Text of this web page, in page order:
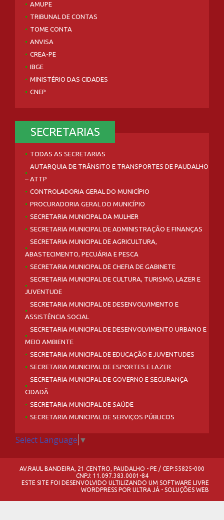
AMUPE
TRIBUNAL DE CONTAS
TOME CONTA
ANVISA
CREA-PE
IBGE
MINISTÉRIO DAS CIDADES
CNEP
SECRETARIAS
TODAS AS SECRETARIAS
AUTARQUIA DE TRÂNSITO E TRANSPORTES DE PAUDALHO
– ATTP
CONTROLADORIA GERAL DO MUNICÍPIO
PROCURADORIA GERAL DO MUNICÍPIO
SECRETARIA MUNICIPAL DA MULHER
SECRETARIA MUNICIPAL DE ADMINISTRAÇÃO E FINANÇAS
SECRETARIA MUNICIPAL DE AGRICULTURA,
ABASTECIMENTO, PECUÁRIA E PESCA
SECRETARIA MUNICIPAL DE CHEFIA DE GABINETE
SECRETARIA MUNICIPAL DE CULTURA, TURISMO, LAZER E
JUVENTUDE
SECRETARIA MUNICIPAL DE DESENVOLVIMENTO E
ASSISTÊNCIA SOCIAL
SECRETARIA MUNICIPAL DE DESENVOLVIMENTO URBANO E
MEIO AMBIENTE
SECRETARIA MUNICIPAL DE EDUCAÇÃO E JUVENTUDES
SECRETARIA MUNICIPAL DE ESPORTES E LAZER
SECRETARIA MUNICIPAL DE GOVERNO E SEGURANÇA
CIDADÃ
SECRETARIA MUNICIPAL DE SAÚDE
SECRETARIA MUNICIPAL DE SERVIÇOS PÚBLICOS
Select Language ▼
AV.RAUL BANDEIRA, 21 CENTRO, PAUDALHO - PE / CEP:55825-000
CNPJ: 11.097.383.0001-84
ESTE SITE FOI DESENVOLVIDO ULTILIZANDO UM SOFTWARE LIVRE
WORDPRESS POR ULTRA JÁ - SOLUÇÕES WEB